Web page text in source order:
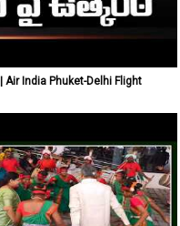
India Phuket-Delhi Flight